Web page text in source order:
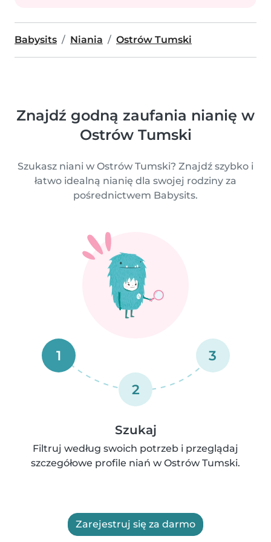
Babysits Niania Ostrów Tumski
Znajdź godną zaufania nianię w
Ostrów Tumski
Szukasz niani w Ostrów Tumski? Znajdź szybko i
łatwo idealną nianię dla swojej rodziny za
pośrednictwem Babysits.
1
2
3
Szukaj
Filtruj według swoich potrzeb i przeglądaj
szczegółowe profile niań w Ostrów Tumski.
Zarejestruj się za darmo